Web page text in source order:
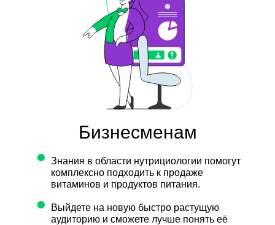
Бизнесменам
Знания в области нутрициологии помогут
комплексно подходить к продаже
витаминов и продуктов питания.
Выйдете на новую быстро растущую
аудиторию и сможете лучше понять её
•
•